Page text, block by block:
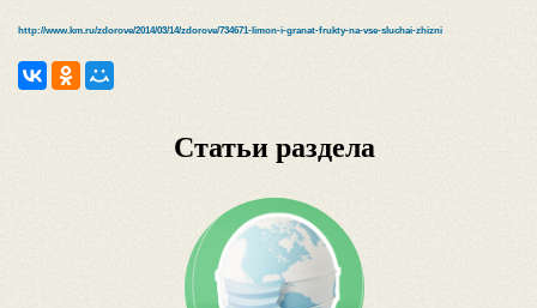
http://www.km.ru/zdorove/2014/03/14/zdorove/734671-limon-i-granat-frukty-na-vse-sluchai-zhizni
Статьи раздела